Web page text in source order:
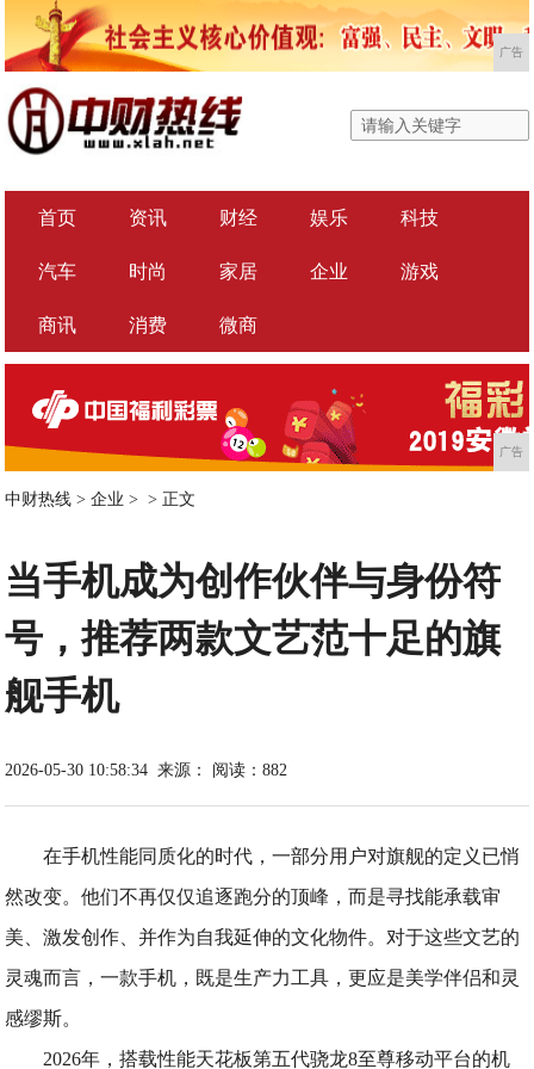
广告
首页 资讯 财经 娱乐 科技
汽车 时尚 家居 企业 游戏
商讯 消费 微商
广告
中财热线 >企业 > > 正文
当手机成为创作伙伴与身份符
号，推荐两款文艺范十足的旗
舰手机
2026-05-30 10:58:34 来源： 阅读：882
在手机性能同质化的时代，一部分用户对旗舰的定义已悄
然改变。他们不再仅仅追逐跑分的顶峰，而是寻找能承载审
美、激发创作、并作为自我延伸的文化物件。对于这些文艺的
灵魂而言，一款手机，既是生产力工具，更应是美学伴侣和灵
感缪斯。
2026年，搭载性能天花板第五代骁龙8至尊移动平台的机